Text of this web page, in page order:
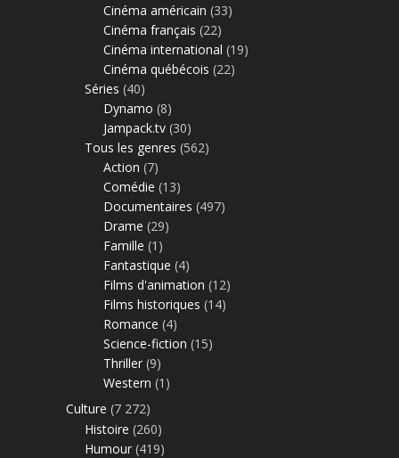
Cinéma américain (33)
Cinéma français (22)
Cinéma international (19)
Cinéma québécois (22)
Séries (40)
Dynamo (8)
Jampack.tv (30)
Tous les genres (562)
Action (7)
Comédie (13)
Documentaires (497)
Drame (29)
Famille (1)
Fantastique (4)
Films d'animation (12)
Films historiques (14)
Romance (4)
Science-fiction (15)
Thriller (9)
Western (1)
Culture (7 272)
Histoire (260)
Humour (419)